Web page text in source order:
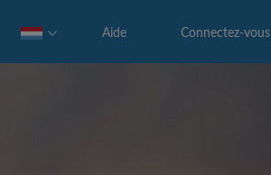
Connectez-vous
Aide